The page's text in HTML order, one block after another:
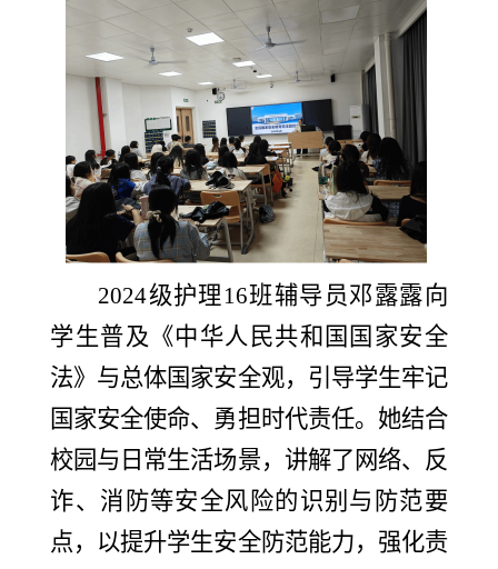
2024级护理16班辅导员邓露露向
学生普及《中华人民共和国国家安全
法》与总体国家安全观，引导学生牢记
国家安全使命、勇担时代责任。她结合
校园与日常生活场景，讲解了网络、反
诈、消防等安全风险的识别与防范要
点，以提升学生安全防范能力，强化责